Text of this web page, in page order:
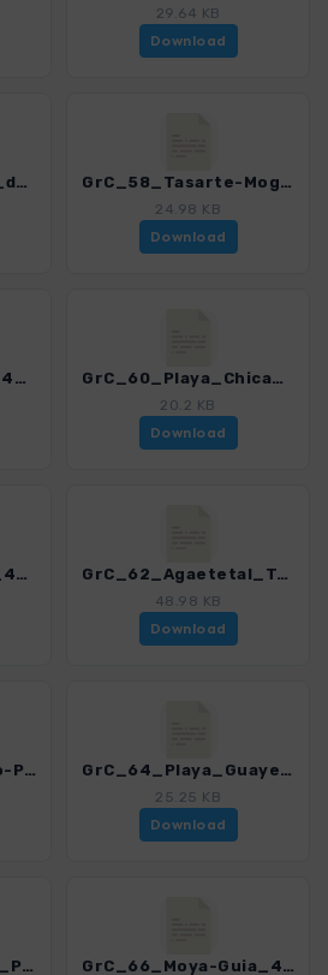
29.64 KB
Download
GrC_57_Degollada_de_Tasarte-Los_Azulejos_4459_12.gpx GrC_58_Tasarte-Mogan_4459_12.gpx
24.98 KB
Download
GrC_59_Gui_Gui_4459_12.gpx GrC_60_Playa_Chica_4459_12.gpx
20.2 KB
Download
GrC_61_Agaetetal_4459_12.gpx GrC_62_Agaetetal_Tamadaba_4459_12.gpx
48.98 KB
Download
GrC_63_San_Pedro-Puerto_de_las_Nieves_4459_12.gpx GrC_64_Playa_Guayedra_4459_12.gpx
25.25 KB
Download
GrC_65_Guia-Hoya_Pineda_4459_12.gpx GrC_66_Moya-Guia_4459_12.gpx